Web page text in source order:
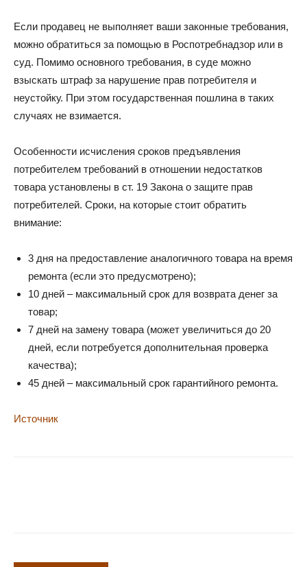
Если продавец не выполняет ваши законные требования,
можно обратиться за помощью в Роспотребнадзор или в
суд. Помимо основного требования, в суде можно
взыскать штраф за нарушение прав потребителя и
неустойку. При этом государственная пошлина в таких
случаях не взимается.
Особенности исчисления сроков предъявления
потребителем требований в отношении недостатков
товара установлены в ст. 19 Закона о защите прав
потребителей. Сроки, на которые стоит обратить
внимание:
3 дня на предоставление аналогичного товара на время
ремонта (если это предусмотрено);
10 дней – максимальный срок для возврата денег за
товар;
7 дней на замену товара (может увеличиться до 20
дней, если потребуется дополнительная проверка
качества);
45 дней – максимальный срок гарантийного ремонта.
Источник